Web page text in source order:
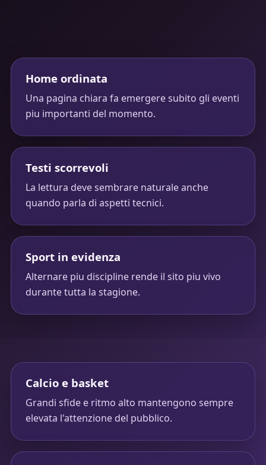
Home ordinata
Una pagina chiara fa emergere subito gli eventi
piu importanti del momento.
Testi scorrevoli
La lettura deve sembrare naturale anche
quando parla di aspetti tecnici.
Sport in evidenza
Alternare piu discipline rende il sito piu vivo
durante tutta la stagione.
Calcio e basket
Grandi sfide e ritmo alto mantengono sempre
elevata l'attenzione del pubblico.